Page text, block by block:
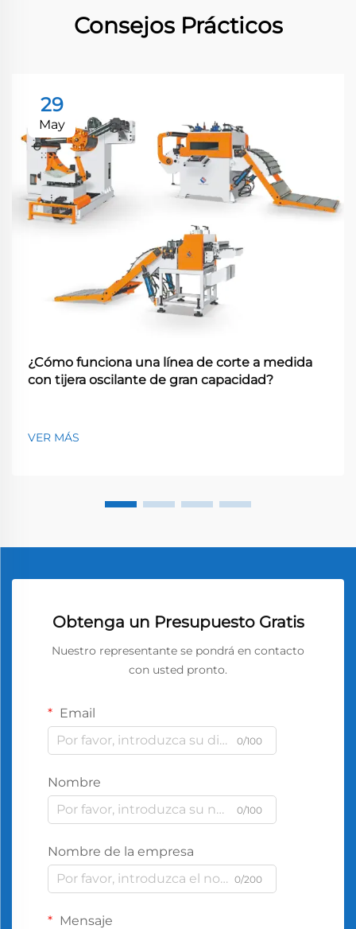
Consejos Prácticos
29
May
¿Cómo funciona una línea de corte a medida
con tijera oscilante de gran capacidad?
VER MÁS
Obtenga un Presupuesto Gratis
Nuestro representante se pondrá en contacto
con usted pronto.
Email
0/100
Nombre
0/100
Nombre de la empresa
0/200
Mensaje